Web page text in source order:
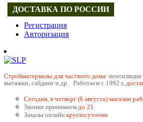
Регистрация
Авторизация
Cтройматериалы для частного дома:
вытяжки, сайдинг и др. Работаем с 1992 г,
Сегодня, в четверг (6 августа) магазин
Звонки принимаем до 21
Заказы онлайн круглосуточно
ДОСТАВКА ПО РОССИИ